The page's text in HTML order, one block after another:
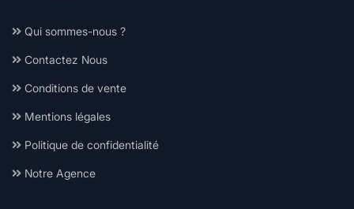
Qui sommes-nous ?
Contactez Nous
Conditions de vente
Mentions légales
Politique de confidentialité
Notre Agence